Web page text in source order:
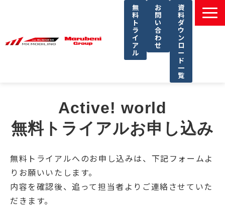
無
料
ト
ラ
イ
ア
ル
お
問
い
合
わ
せ
資
料
ダ
ウ
ン
ロ
ー
ド
一
覧
課題別ソリューション一覧
サービス一覧
セミナー
コラム
Active! world
無料トライアルお申し込み
無料トライアルへのお申し込みは、下記フォームよ
りお願いいたします。
内容を確認後、追って担当者よりご連絡させていた
だきます。